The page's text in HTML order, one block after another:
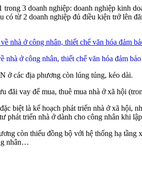
3 doanh nghiệp: doanh nghiệp kinh
từ 2 doanh nghiệp đủ điều kiện trở lên
ở công nhân, thiết chế văn hóa đảm
ở các địa phương còn lúng túng, kéo dài.
vay để mua, thuê mua nhà ở xã hội
biệt là kế hoạch phát triển nhà ở xã hội,
phát triển nhà ở dành cho công nhân khi
còn thiếu đồng bộ với hệ thống hạ
nhân…